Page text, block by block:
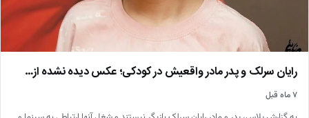
رایان سرلک و پدر مادر واقعیش در کودکی؛ عکس دیده نشده از…
۷ ماه قبل